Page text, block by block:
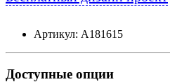
Артикул: А181615
Доступные опции